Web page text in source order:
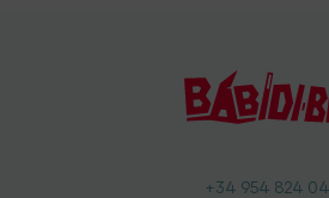
+34 954 824